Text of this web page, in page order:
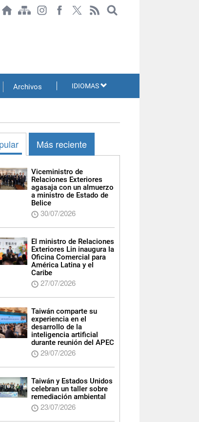
Archivos IDIOMAS
Más reciente
Viceministro de
Relaciones Exteriores
agasaja con un almuerzo
a ministro de Estado de
Belice
30/07/2026
El ministro de Relaciones
Exteriores Lin inaugura la
Oficina Comercial para
América Latina y el
Caribe
27/07/2026
Taiwán comparte su
experiencia en el
desarrollo de la
inteligencia artificial
durante reunión del APEC
29/07/2026
Taiwán y Estados Unidos
celebran un taller sobre
remediación ambiental
23/07/2026